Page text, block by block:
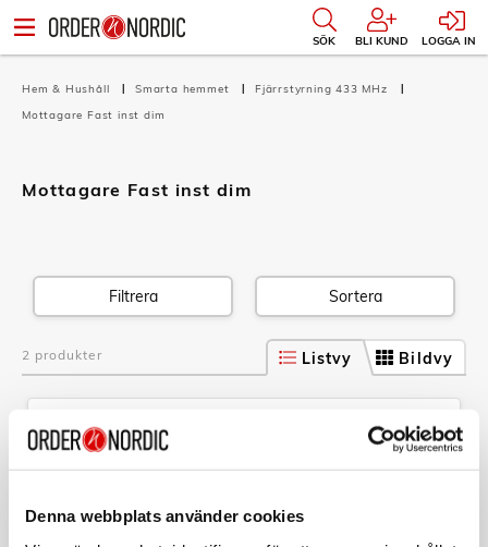
Denna webbplats använder cookies
SÖK BLI KUND LOGGA IN
Hem & Hushåll Smarta hemmet
Fjärrstyrning 433 MHz
Mottagare Fast inst dim
Mottagare Fast inst dim
Filtrera Sortera
2 produkter Bildvy
Listvy
MWMR-251 Dosdimmer för strömbr
Art nr:
Tillv. art. nr:
14568